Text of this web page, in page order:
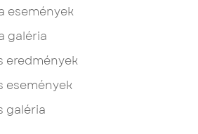
események
galéria
eredmények
események
galéria